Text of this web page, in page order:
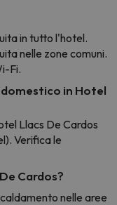
in tutto l'hotel.
nelle zone comuni.
Fi.
in Hotel
Llacs De Cardos
Verifica le
Cardos?
nelle aree